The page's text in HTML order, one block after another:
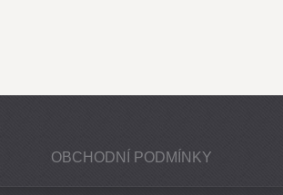
OBCHODNÍ PODMÍNKY